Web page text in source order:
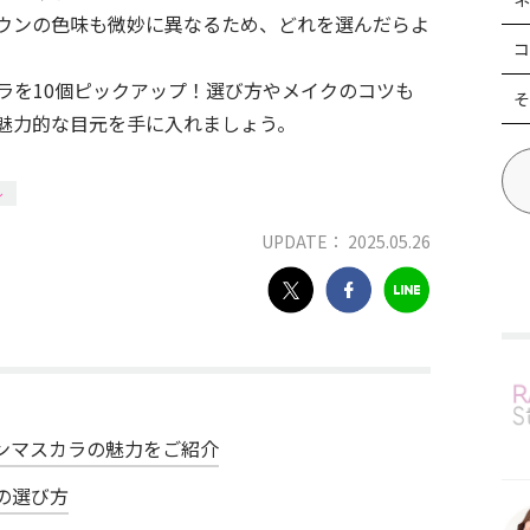
の色味も微妙に異なるため、どれを選んだらよ
を10個ピックアップ！選び方やメイクのコツも
的な目元を手に入れましょう。
UPDATE： 2025.05.26
マスカラの魅力をご紹介
選び方